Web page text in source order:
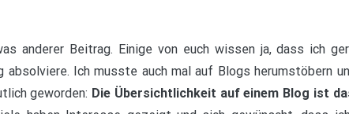
anderer Beitrag. Einige von euch wissen ja, dass ich
absolviere. Ich musste auch mal auf Blogs herumstöbern
geworden: Die Übersichtlichkeit auf einem Blog ist